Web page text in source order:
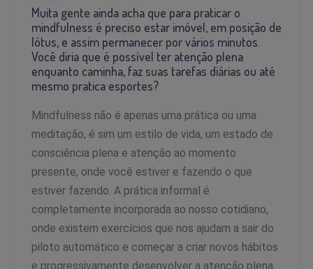
Muita gente ainda acha que para praticar o
mindfulness é preciso estar imóvel, em posição de
lótus, e assim permanecer por vários minutos.
Você diria que é possível ter atenção plena
enquanto caminha, faz suas tarefas diárias ou até
mesmo pratica esportes?
Mindfulness não é apenas uma prática ou uma
meditação, é sim um estilo de vida, um estado de
consciência plena e atenção ao momento
presente, onde você estiver e fazendo o que
estiver fazendo. A prática informal é
completamente incorporada ao nosso cotidiano,
onde existem exercícios que nos ajudam a sair do
piloto automático e começar a criar novos hábitos
e progressivamente desenvolver a atenção plena